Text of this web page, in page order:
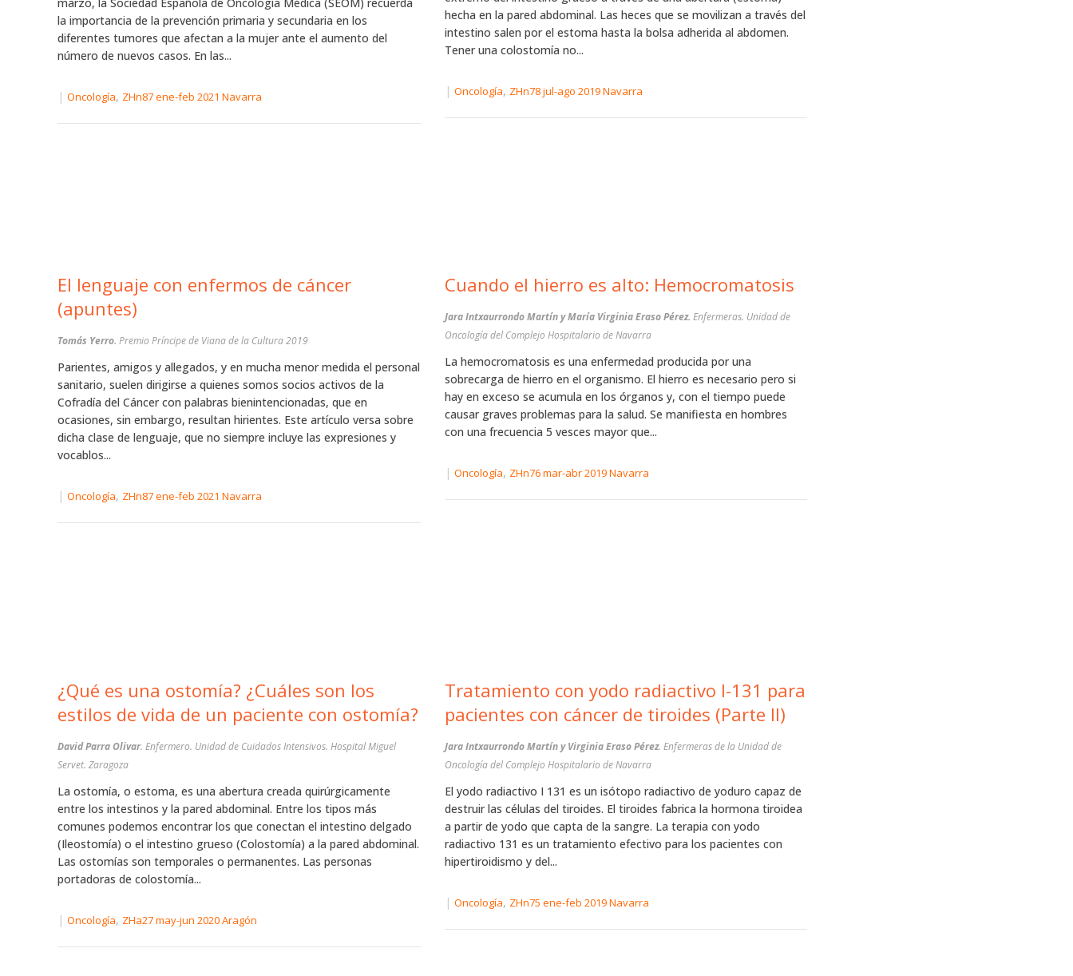
la importancia de la prevención primaria y secundaria en los
diferentes tumores que afectan a la mujer ante el aumento del
número de nuevos casos. En las...
| Oncología, ZHn87 ene-feb 2021 Navarra
El lenguaje con enfermos de cáncer
(apuntes)
Tomás Yerro. Premio Príncipe de Viana de la Cultura 2019
Parientes, amigos y allegados, y en mucha menor medida el personal
sanitario, suelen dirigirse a quienes somos socios activos de la
Cofradía del Cáncer con palabras bienintencionadas, que en
ocasiones, sin embargo, resultan hirientes. Este artículo versa sobre
dicha clase de lenguaje, que no siempre incluye las expresiones y
vocablos...
| Oncología, ZHn87 ene-feb 2021 Navarra
¿Qué es una ostomía? ¿Cuáles son los
estilos de vida de un paciente con ostomía?
David Parra Olivar. Enfermero. Unidad de Cuidados Intensivos. Hospital Miguel
Servet. Zaragoza
La ostomía, o estoma, es una abertura creada quirúrgicamente
entre los intestinos y la pared abdominal. Entre los tipos más
comunes podemos encontrar los que conectan el intestino delgado
(Ileostomía) o el intestino grueso (Colostomía) a la pared abdominal.
Las ostomías son temporales o permanentes. Las personas
portadoras de colostomía...
| Oncología, ZHa27 may-jun 2020 Aragón
hecha en la pared abdominal. Las heces que se movilizan a través del
intestino salen por el estoma hasta la bolsa adherida al abdomen.
Tener una colostomía no...
| Oncología, ZHn78 jul-ago 2019 Navarra
Cuando el hierro es alto: Hemocromatosis
Jara Intxaurrondo Martín y María Virginia Eraso Pérez.
Oncología del Complejo Hospitalario de Navarra
La hemocromatosis es una enfermedad producida por una
sobrecarga de hierro en el organismo. El hierro es necesario pero si
hay en exceso se acumula en los órganos y, con el tiempo puede
causar graves problemas para la salud. Se manifiesta en hombres
con una frecuencia 5 vesces mayor que...
| Oncología, ZHn76 mar-abr 2019 Navarra
Tratamiento con yodo radiactivo I-131 para
pacientes con cáncer de tiroides (Parte II)
Jara Intxaurrondo Martín y Virginia Eraso Pérez. Enfermeras de la Unidad de
Oncología del Complejo Hospitalario de Navarra
El yodo radiactivo I 131 es un isótopo radiactivo de yoduro capaz de
destruir las células del tiroides. El tiroides fabrica la hormona tiroidea
a partir de yodo que capta de la sangre. La terapia con yodo
radiactivo 131 es un tratamiento efectivo para los pacientes con
hipertiroidismo y del...
| Oncología, ZHn75 ene-feb 2019 Navarra